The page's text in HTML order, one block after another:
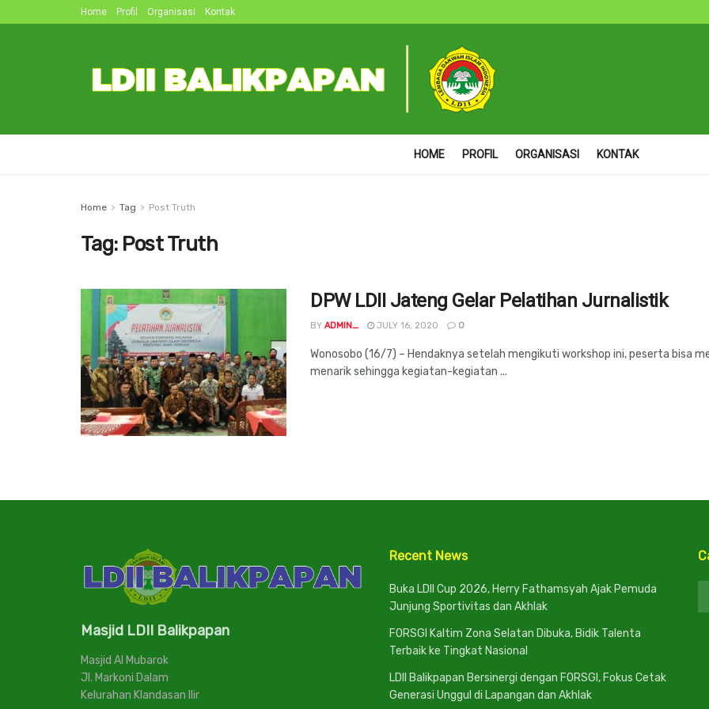
Home Profil Organisasi Kontak
HOME PROFIL ORGANISASI KONTAK
Home Tag Post Truth
Tag: Post Truth
DPW LDII Jateng Gelar Pelatihan Jurnalistik
BY ADMIN_ JULY 16, 2020 0
Wonosobo (16/7) – Hendaknya setelah mengikuti workshop ini, peserta bisa
menarik sehingga kegiatan-kegiatan ...
Masjid LDII Balikpapan
Masjid Al Mubarok
Jl. Markoni Dalam
Kelurahan Klandasan Ilir
Recent News
Buka LDII Cup 2026, Herry Fathamsyah Ajak Pemuda
Junjung Sportivitas dan Akhlak
FORSGI Kaltim Zona Selatan Dibuka, Bidik Talenta
Terbaik ke Tingkat Nasional
LDII Balikpapan Bersinergi dengan FORSGI, Fokus Cetak
Generasi Unggul di Lapangan dan Akhlak